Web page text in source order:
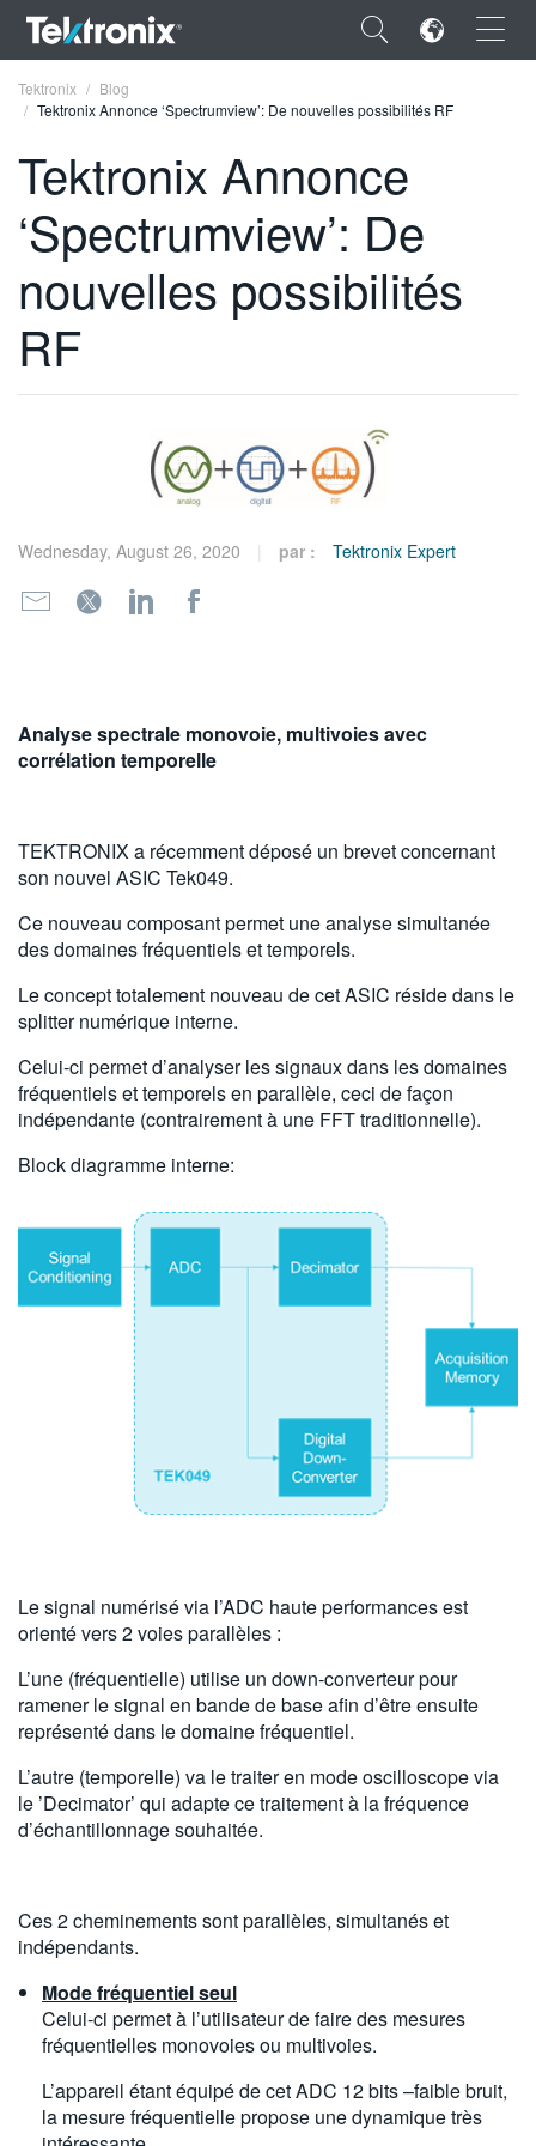
×
ENGLISH
FRANÇAIS
繁體中文
Tektronix
Blog
Tektronix Annonce ‘Spectrumview’: De nouvelles possibilités RF
Tektronix Annonce
‘Spectrumview’: De
nouvelles possibilités
RF
Wednesday, August 26, 2020 par : Tektronix Expert
Analyse spectrale monovoie, multivoies avec
corrélation temporelle
TEKTRONIX a récemment déposé un brevet concernant
son nouvel ASIC Tek049.
Ce nouveau composant permet une analyse simultanée
des domaines fréquentiels et temporels.
Le concept totalement nouveau de cet ASIC réside dans le
splitter numérique interne.
Celui-ci permet d’analyser les signaux dans les domaines
fréquentiels et temporels en parallèle, ceci de façon
indépendante (contrairement à une FFT traditionnelle).
Block diagramme interne:
Le signal numérisé via l’ADC haute performances est
orienté vers 2 voies parallèles :
L’une (fréquentielle) utilise un down-converteur pour
ramener le signal en bande de base afin d’être ensuite
représenté dans le domaine fréquentiel.
L’autre (temporelle) va le traiter en mode oscilloscope via
le ’Decimator’ qui adapte ce traitement à la fréquence
d’échantillonnage souhaitée.
Ces 2 cheminements sont parallèles, simultanés et
indépendants.
Mode fréquentiel seul
Celui-ci permet à l’utilisateur de faire des mesures
fréquentielles monovoies ou multivoies.
L’appareil étant équipé de cet ADC 12 bits –faible bruit,
la mesure fréquentielle propose une dynamique très